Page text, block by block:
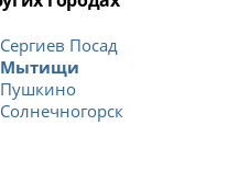
Сергиев Посад
Мытищи
Пушкино
Солнечногорск